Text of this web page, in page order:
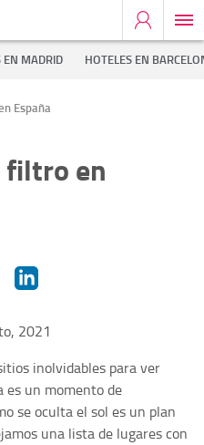
EN MADRID HOTELES EN
España
filtro en
2021
inolvidables para ver
es un momento de
se oculta el sol es un plan
una lista de lugares con